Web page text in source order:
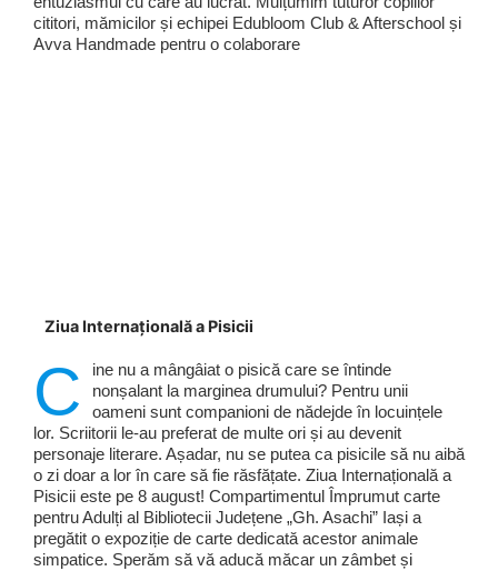
cititori, mămicilor și echipei Edubloom Club & Afterschool și
Avva Handmade pentru o colaborare
Ziua Internațională a Pisicii
C
ine nu a mângâiat o pisică care se întinde
nonșalant la marginea drumului? Pentru unii
oameni sunt companioni de nădejde în locuințele
lor. Scriitorii le-au preferat de multe ori și au devenit
personaje literare. Așadar, nu se putea ca pisicile să nu aibă
o zi doar a lor în care să fie răsfățate. Ziua Internațională a
Pisicii este pe 8 august! Compartimentul Împrumut carte
pentru Adulți al Bibliotecii Județene „Gh. Asachi” Iași a
pregătit o expoziție de carte dedicată acestor animale
simpatice. Sperăm să vă aducă măcar un zâmbet și